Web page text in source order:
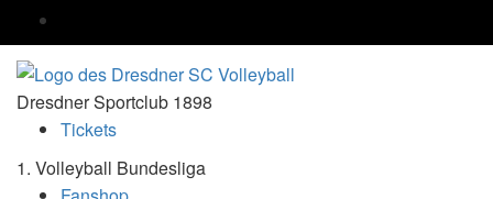
Dresdner Sportclub 1898
Tickets
1. Volleyball Bundesliga